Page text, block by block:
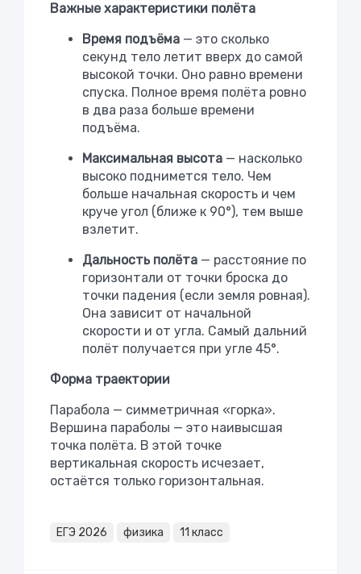
Важные характеристики полёта
Время подъёма — это сколько
секунд тело летит вверх до самой
высокой точки. Оно равно времени
спуска. Полное время полёта ровно
в два раза больше времени
подъёма.
Максимальная высота — насколько
высоко поднимется тело. Чем
больше начальная скорость и чем
круче угол (ближе к 90°), тем выше
взлетит.
Дальность полёта — расстояние по
горизонтали от точки броска до
точки падения (если земля ровная).
Она зависит от начальной
скорости и от угла. Самый дальний
полёт получается при угле 45°.
Форма траектории
Парабола — симметричная «горка».
Вершина параболы — это наивысшая
точка полёта. В этой точке
вертикальная скорость исчезает,
остаётся только горизонтальная.
ЕГЭ 2026 физика 11 класс